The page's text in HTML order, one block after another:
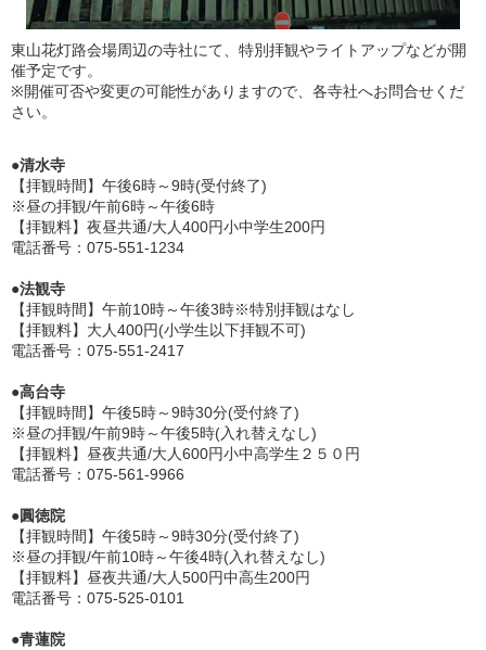
東山花灯路会場周辺の寺社にて、特別拝観やライトアップなどが開
催予定です。
※開催可否や変更の可能性がありますので、各寺社へお問合せくだ
さい。
●清水寺
【拝観時間】午後6時～9時(受付終了)
※昼の拝観/午前6時～午後6時
【拝観料】夜昼共通/大人400円小中学生200円
電話番号：075-551-1234
●法観寺
【拝観時間】午前10時～午後3時※特別拝観はなし
【拝観料】大人400円(小学生以下拝観不可)
電話番号：075-551-2417
●高台寺
【拝観時間】午後5時～9時30分(受付終了)
※昼の拝観/午前9時～午後5時(入れ替えなし)
【拝観料】昼夜共通/大人600円小中高学生２５０円
電話番号：075-561-9966
●圓徳院
【拝観時間】午後5時～9時30分(受付終了)
※昼の拝観/午前10時～午後4時(入れ替えなし)
【拝観料】昼夜共通/大人500円中高生200円
電話番号：075-525-0101
●青蓮院